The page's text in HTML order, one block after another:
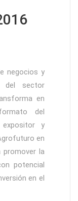
negocios y
del sector
en
del
y
en
promover la
potencial
en el